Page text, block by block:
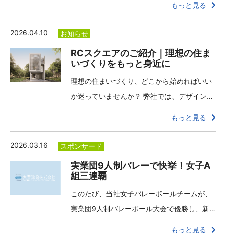
もっと見る
2026.04.10 お知らせ
RCスクエアのご紹介｜理想の住ま
いづくりをもっと身近に
理想の住まいづくり、どこから始めればいい
か迷っていませんか？ 弊社では、デザイン…
もっと見る
2026.03.16 スポンサード
実業団9人制バレーで快挙！女子A
組三連覇
このたび、当社女子バレーボールチームが、
実業団9人制バレーボール大会で優勝し、新…
もっと見る